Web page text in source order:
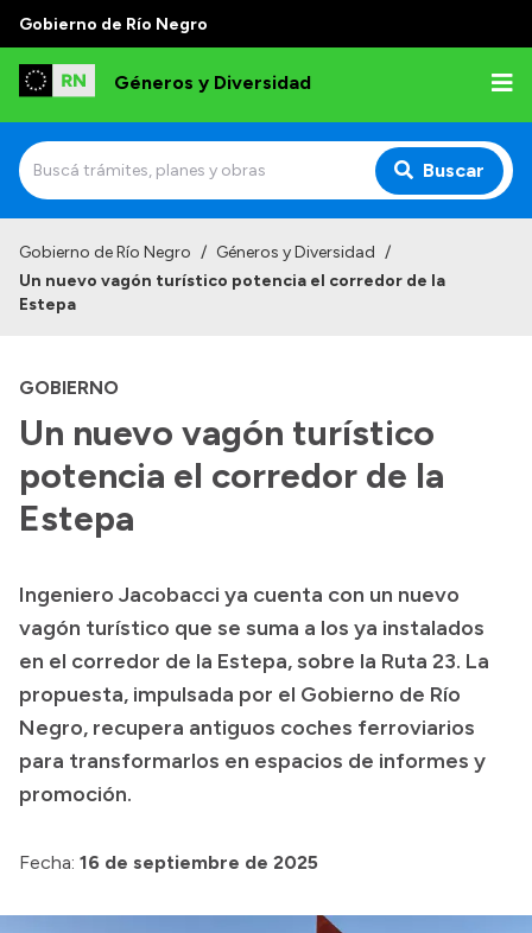
Gobierno de Río Negro
Géneros y Diversidad
Buscar
Institucional
Programas y capacitaciones
Observatorio
Normativa
Presupuesto
Boletín Oficial
Compras y licitaciones
Consulta de expedientes
Consulta de pago a proveedores
Convocatorias
Gobierno de Río Negro / Géneros y Diversidad /
Un nuevo vagón turístico potencia el corredor de la
Estepa
GOBIERNO
Un nuevo vagón turístico
potencia el corredor de la
Estepa
Ingeniero Jacobacci ya cuenta con un nuevo
vagón turístico que se suma a los ya instalados
en el corredor de la Estepa, sobre la Ruta 23. La
propuesta, impulsada por el Gobierno de Río
Negro, recupera antiguos coches ferroviarios
para transformarlos en espacios de informes y
promoción.
Fecha: 16 de septiembre de 2025